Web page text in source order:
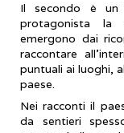
Il secondo è un
protagonista la
emergono dai
raccontare
puntuali ai luoghi,
paese.
Nei racconti il
da sentieri